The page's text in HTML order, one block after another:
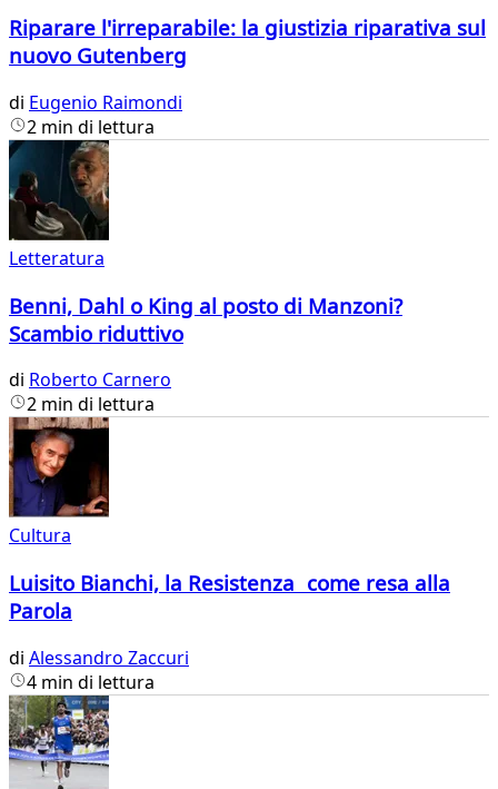
Riparare l'irreparabile: la giustizia riparativa sul
nuovo Gutenberg
di Eugenio Raimondi
2 min di lettura
Letteratura
Benni, Dahl o King al posto di Manzoni?
Scambio riduttivo
di Roberto Carnero
2 min di lettura
Cultura
Luisito Bianchi, la Resistenza come resa alla
Parola
di Alessandro Zaccuri
4 min di lettura